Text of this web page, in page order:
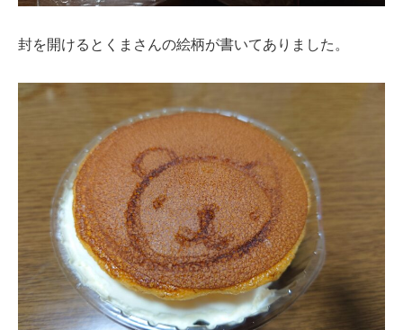
封を開けるとくまさんの絵柄が書いてありました。